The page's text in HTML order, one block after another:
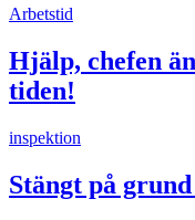
Arbetstid
Hjälp, chefen
tiden!
inspektion
Stängt på